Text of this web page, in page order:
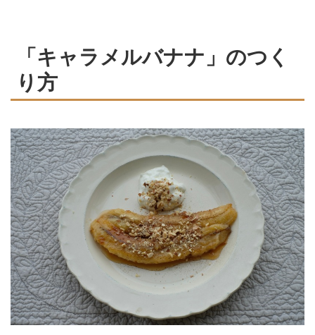
「キャラメルバナナ」のつく
り方